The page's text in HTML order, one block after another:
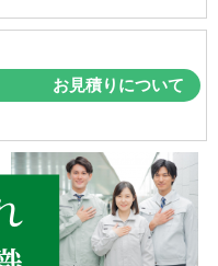
お見積りについて